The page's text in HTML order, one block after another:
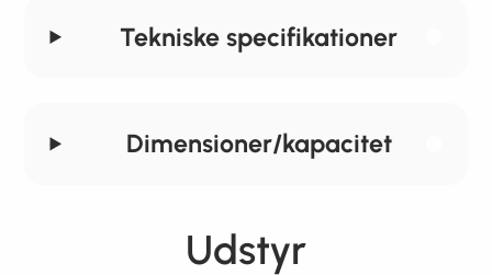
Tekniske specifikationer
Dimensioner/kapacitet
Udstyr